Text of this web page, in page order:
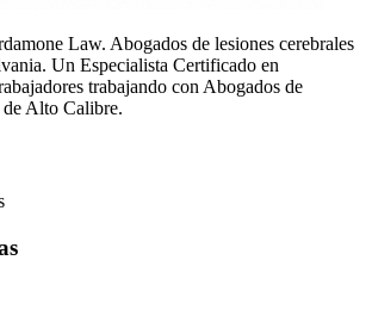
Law. Abogados de lesiones cerebrales
Un Especialista Certificado en
trabajando con Abogados de
de Alto Calibre.